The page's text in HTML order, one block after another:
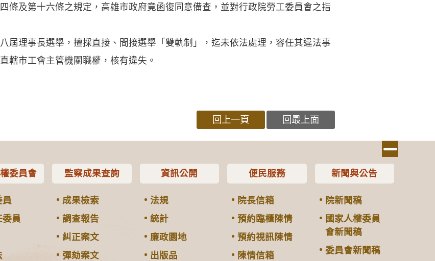
條及第十六條之規定，高雄市政府竟函復同意備查，並對行政院勞工委員會之指
屆理事長選舉，擅採直接、間接選舉「雙軌制」，迄未依法處理，容任其違法事
轄市工會主管機關職權，核有違失。
回上一頁 回最上面
委員會
員
委員
監察成果查詢
成果檢索
調查報告
糾正案文
彈劾案文
資訊公開
法規
統計
廉政園地
出版品
便民服務
院長信箱
預約臨櫃陳情
預約視訊陳情
陳情信箱
新聞與公告
院新聞稿
國家人權委員
會新聞稿
委員會新聞稿